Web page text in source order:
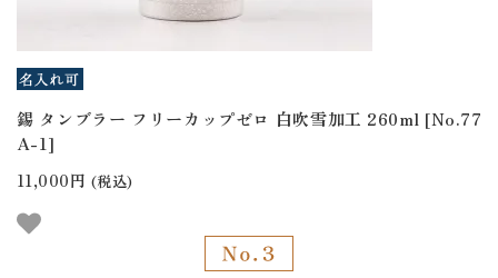
錫 タンブラー フリーカップゼロ 白吹雪加工 260ml [No.77
A-1]
11,000円 (税込)